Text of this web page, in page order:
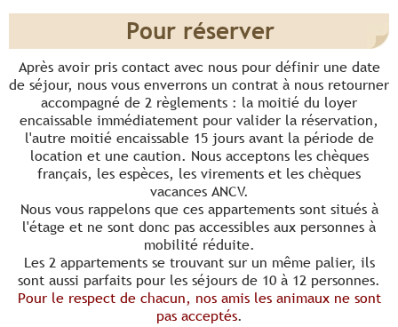
Pour réserver
Après avoir pris contact avec nous pour définir une date
de séjour, nous vous enverrons un contrat à nous retourner
accompagné de 2 règlements : la moitié du loyer
encaissable immédiatement pour valider la réservation,
l'autre moitié encaissable 15 jours avant la période de
location et une caution. Nous acceptons les chèques
français, les espèces, les virements et les chèques
vacances ANCV.
Nous vous rappelons que ces appartements sont situés à
l'étage et ne sont donc pas accessibles aux personnes à
mobilité réduite.
Les 2 appartements se trouvant sur un même palier, ils
sont aussi parfaits pour les séjours de 10 à 12 personnes.
Pour le respect de chacun, nos amis les animaux ne sont
pas acceptés.